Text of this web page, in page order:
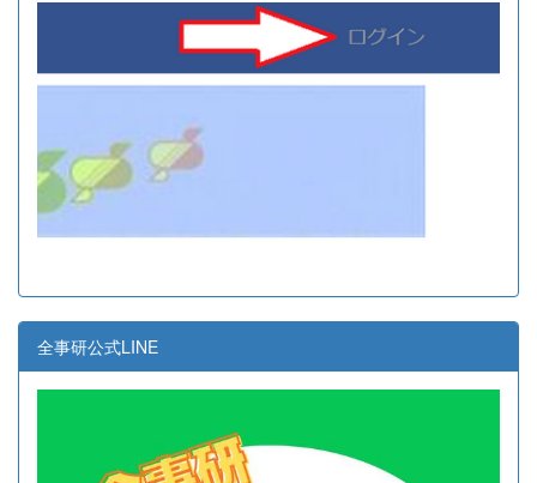
全事研公式LINE